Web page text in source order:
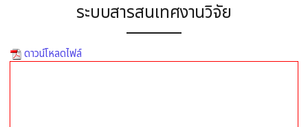
ระบบสารสนเทศงานวิจัย
ดาวน์โหลดไฟล์